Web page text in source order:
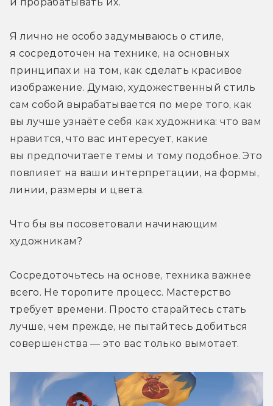
и прорабатывать их.
Я лично не особо задумываюсь о стиле,
я сосредоточен на технике, на основных
принципах и на том, как сделать красивое
изображение. Думаю, художественный стиль
сам собой вырабатывается по мере того, как
вы лучше узнаёте себя как художника: что вам
нравится, что вас интересует, какие
вы предпочитаете темы и тому подобное. Это
повлияет на ваши интерпретации, на формы,
линии, размеры и цвета.
Что бы вы посоветовали начинающим
художникам?
Сосредоточьтесь на основе, техника важнее
всего. Не торопите процесс. Мастерство
требует времени. Просто старайтесь стать
лучше, чем прежде, не пытайтесь добиться
совершенства — это вас только вымотает.